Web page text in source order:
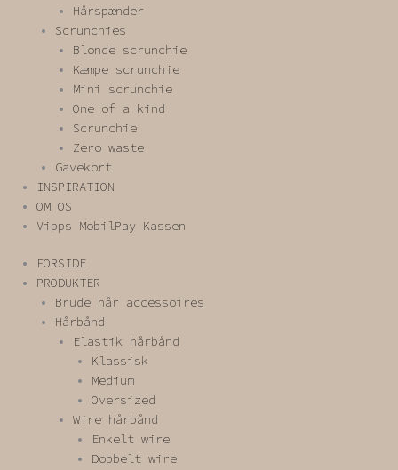
Hårspænder
Scrunchies
Blonde scrunchie
Kæmpe scrunchie
Mini scrunchie
One of a kind
Scrunchie
Zero waste
Gavekort
INSPIRATION
OM OS
Vipps MobilPay Kassen
FORSIDE
PRODUKTER
Brude hår accessoires
Hårbånd
Elastik hårbånd
Klassisk
Medium
Oversized
Wire hårbånd
Enkelt wire
Dobbelt wire